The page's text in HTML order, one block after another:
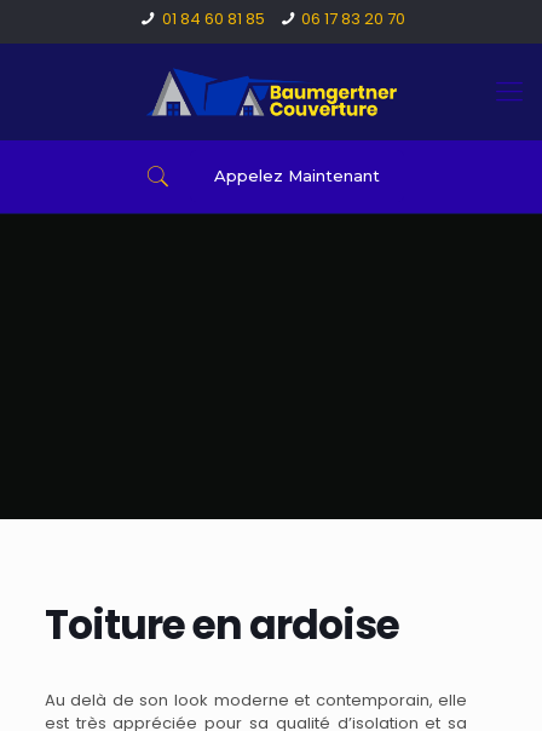
01 84 60 81 85 06 17 83 20 70
Appelez Maintenant
Toiture en ardoise
Au delà de son look moderne et contemporain, elle
est très appréciée pour sa qualité d’isolation et sa